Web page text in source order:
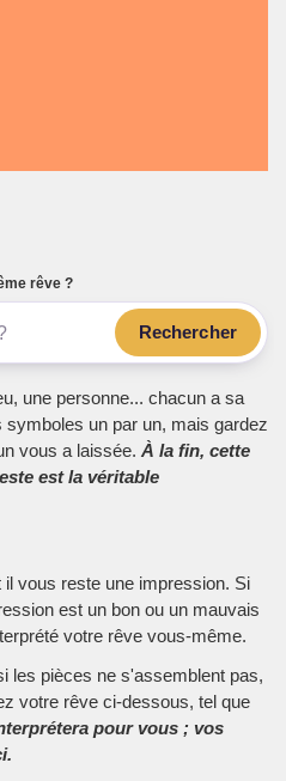
rêve ?
Rechercher
une personne... chacun a sa
symboles un par un, mais gardez
vous a laissée. À la fin, cette
est la véritable
vous reste une impression. Si
est un bon ou un mauvais
votre rêve vous-même.
les pièces ne s'assemblent pas,
votre rêve ci-dessous, tel que
pour vous ; vos